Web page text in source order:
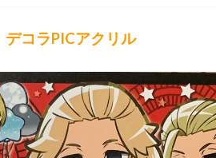
コラPICアクリル